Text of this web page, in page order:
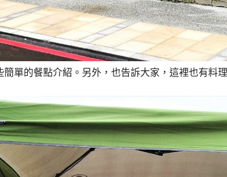
簡單的餐點介紹。另外，也告訴大家，這裡也有料